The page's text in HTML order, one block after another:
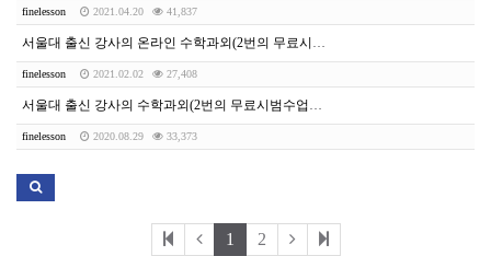
finelesson 2021.04.20 41,837
서울대 출신 강사의 온라인 수학과외(2번의 무료시범수업이 있습니다.)
finelesson 2021.02.02 27,408
서울대 출신 강사의 수학과외(2번의 무료시범수업이 있습니다.
finelesson 2020.08.29 33,373
1 2